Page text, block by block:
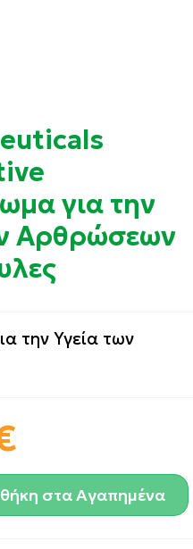
για την
Αρθρώσεων
την Υγεία των
στα Αγαπημένα